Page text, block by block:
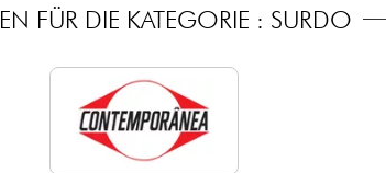
FÜR DIE KATEGORIE : SURDO